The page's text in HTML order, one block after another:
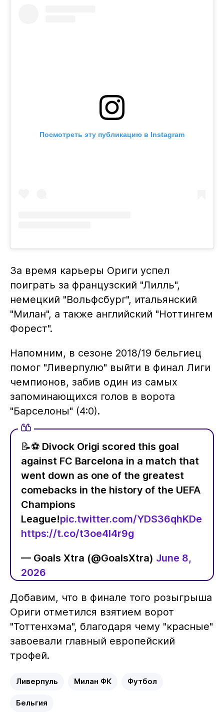
Посмотреть эту публикацию в Instagram
За время карьеры Ориги успел
поиграть за французский "Лилль",
немецкий "Вольфсбург", итальянский
"Милан", а также английский "Ноттингем
Форест".
Напомним, в сезоне 2018/19 бельгиец
помог "Ливерпулю" выйти в финал Лиги
чемпионов, забив один из самых
запоминающихся голов в ворота
"Барселоны" (4:0).
📝⚽️ Divock Origi scored this goal
against FC Barcelona in a match that
went down as one of the greatest
comebacks in the history of the UEFA
Champions
League!pic.twitter.com/YDS36qhKDe
https://t.co/t3oe4I4r9g
— Goals Xtra (@GoalsXtra) June 8,
2026
Добавим, что в финале того розыгрыша
Ориги отметился взятием ворот
"Тоттенхэма", благодаря чему "красные"
завоевали главный европейский
трофей.
Ливерпуль Милан ФК Футбол
Бельгия